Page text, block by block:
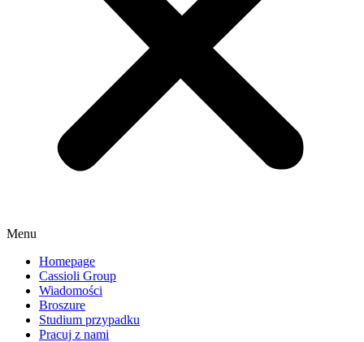
Menu
Homepage
Cassioli Group
Wiadomości
Broszure
Studium przypadku
Pracuj z nami